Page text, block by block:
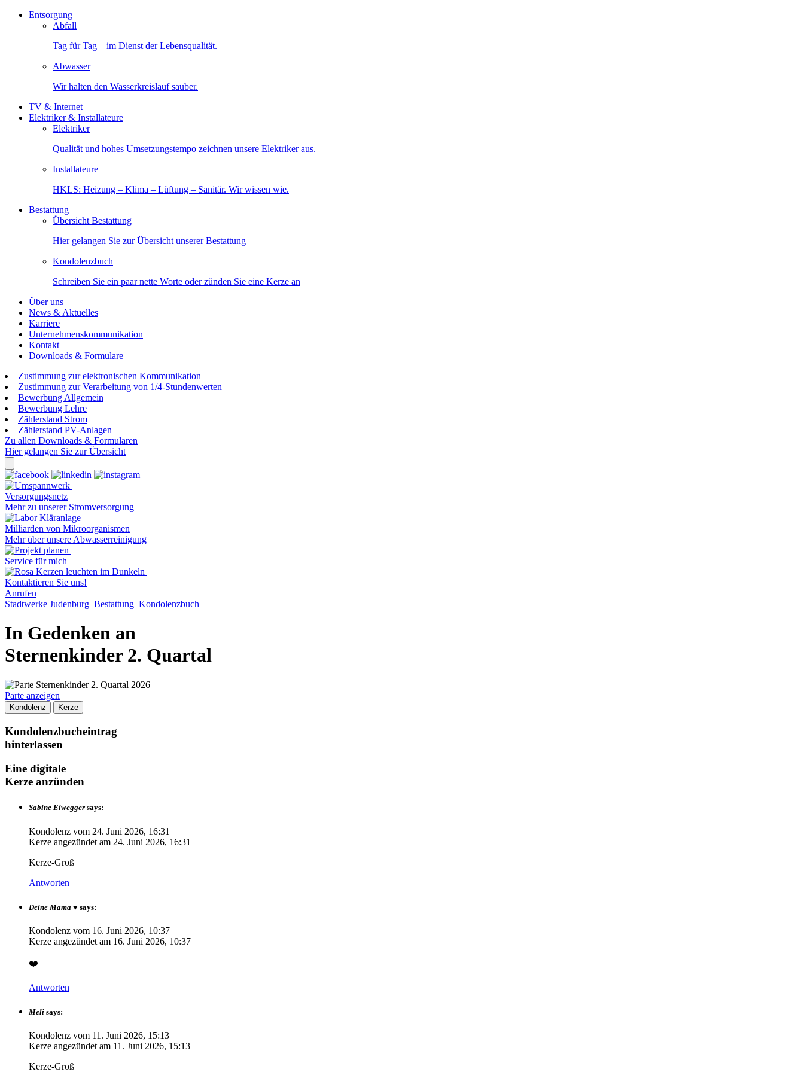
Entsorgung
Abfall
Tag für Tag – im Dienst der Lebensqualität.
Abwasser
Wir halten den Wasserkreislauf sauber.
TV & Internet
Elektriker & Installateure
Elektriker
Qualität und hohes Umsetzungstempo zeichnen unsere Elektriker aus.
Installateure
HKLS: Heizung – Klima – Lüftung – Sanitär. Wir wissen wie.
Bestattung
Übersicht Bestattung
Hier gelangen Sie zur Übersicht unserer Bestattung
Kondolenzbuch
Schreiben Sie ein paar nette Worte oder zünden Sie eine Kerze an
Über uns
News & Aktuelles
Karriere
Unternehmenskommunikation
Kontakt
Downloads & Formulare
Zustimmung zur elektronischen Kommunikation
Zustimmung zur Verarbeitung von 1/4-Stundenwerten
Bewerbung Allgemein
Bewerbung Lehre
Zählerstand Strom
Zählerstand PV-Anlagen
Zu allen Downloads & Formularen
Hier gelangen Sie zur Übersicht
Versorgungsnetz
Mehr zu unserer Stromversorgung
Milliarden von Mikroorganismen
Mehr über unsere Abwasserreinigung
Service für mich
Kontaktieren Sie uns!
Anrufen
Stadtwerke Judenburg Bestattung Kondolenzbuch
In Gedenken an
Sternenkinder 2. Quartal
Parte anzeigen
Kondolenz Kerze
Kondolenzbucheintrag
hinterlassen
Eine digitale
Kerze anzünden
Sabine Eiwegger says:
Kondolenz vom 24. Juni 2026, 16:31
Kerze angezündet am 24. Juni 2026, 16:31
Kerze-Groß
Antworten
Deine Mama ♥️ says:
Kondolenz vom 16. Juni 2026, 10:37
Kerze angezündet am 16. Juni 2026, 10:37
❤️
Antworten
Meli says:
Kondolenz vom 11. Juni 2026, 15:13
Kerze angezündet am 11. Juni 2026, 15:13
Kerze-Groß